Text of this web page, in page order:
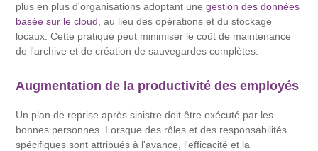
plus en plus d'organisations adoptant unegestion des données
basée sur le cloud , au lieu des opérations et du stockage
locaux. Cette pratique peut minimiser le coût de maintenance
de l'archive et de création de sauvegardes complètes.
Augmentation de la productivité des employés
Un plan de reprise après sinistre doit être exécuté par les
bonnes personnes. Lorsque des rôles et des responsabilités
spécifiques sont attribués à l'avance, l'efficacité et la